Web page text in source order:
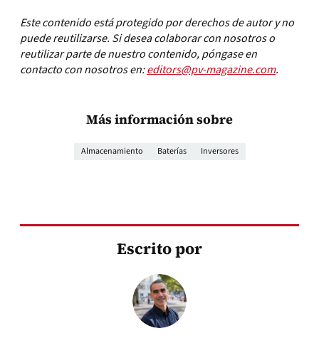
Este contenido está protegido por derechos de autor y no
puede reutilizarse. Si desea colaborar con nosotros o
reutilizar parte de nuestro contenido, póngase en
contacto con nosotros en:editors@pv-magazine.com.
Más información sobre
Almacenamiento Baterías Inversores
Escrito por